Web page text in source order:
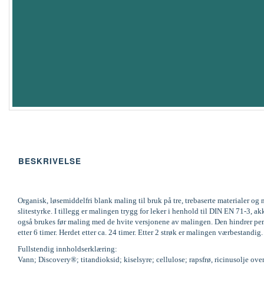
BESKRIVELSE
Organisk, løsemiddelfri blank maling til bruk på tre, trebaserte materialer
slitestyrke. I tillegg er malingen trygg for leker i henhold til DIN EN 71-3,
også brukes før maling med de hvite versjonene av malingen. Den hindrer
etter 6 timer. Herdet etter ca. 24 timer. Etter 2 strøk er malingen
Fullstendig innholdserklæring:
Vann; Discovery®; titandioksid; kiselsyre; cellulose; rapsfrø, ricinusolje